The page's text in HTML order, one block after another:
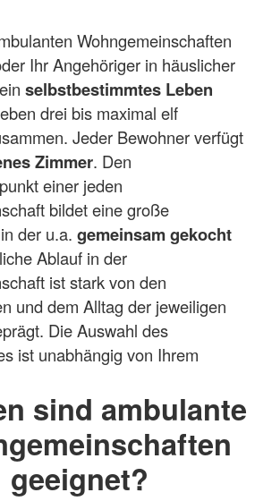
Wohngemeinschaften
Ihr Angehöriger in häuslicher
selbstbestimmtes Leben
drei bis maximal elf
Jeder Bewohner verfügt
Zimmer. Den
einer jeden
bildet eine große
der u.a. gemeinsam gekocht
Ablauf in der
ist stark von den
und dem Alltag der jeweiligen
Die Auswahl des
ist unabhängig von Ihrem
sind ambulante
geeignet?